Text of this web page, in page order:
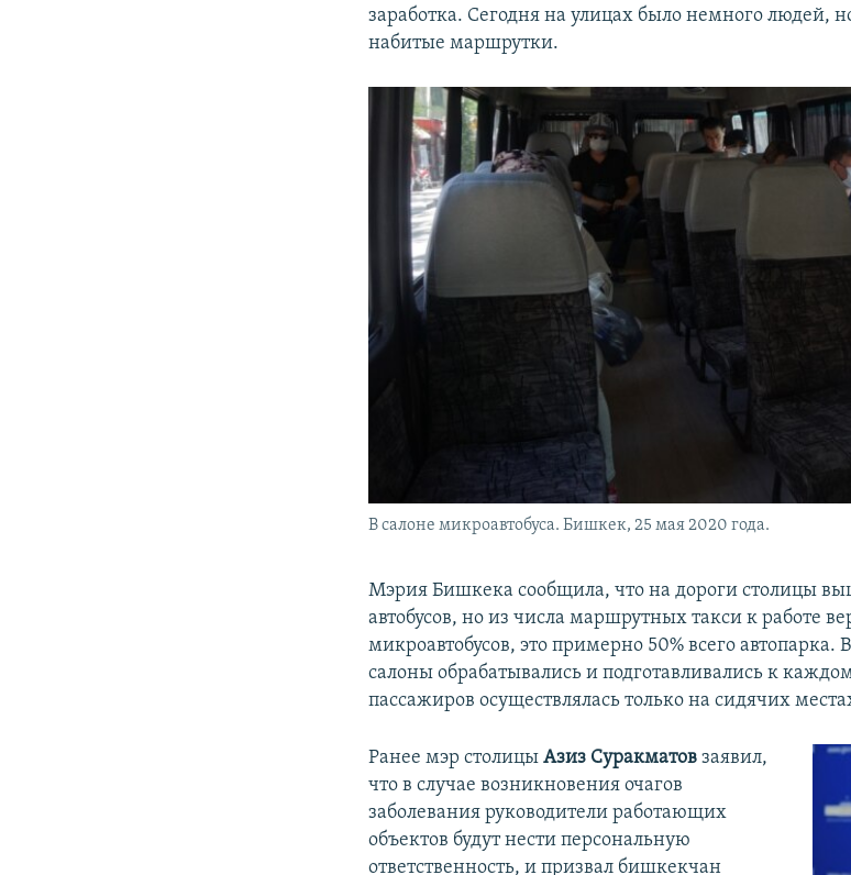
заработка. Сегодня на улицах было немного людей,
набитые маршрутки.
В салоне микроавтобуса. Бишкек, 25 мая 2020 года.
Мэрия Бишкека сообщила, что на дороги столицы
автобусов, но из числа маршрутных такси к работе
микроавтобусов, это примерно 50% всего автопарка.
салоны обрабатывались и подготавливались к
пассажиров осуществлялась только на сидячих
Ранее мэр столицыАзиз Суракматов заявил,
что в случае возникновения очагов
заболевания руководители работающих
объектов будут нести персональную
ответственность, и призвал бишкекчан